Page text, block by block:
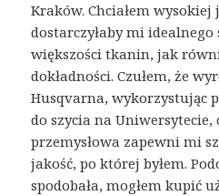
Kraków. Chciałem
dostarczyłaby mi idealnego
większości tkanin, jak
dokładności. Czułem, że
Husqvarna, wykorzystując
do szycia na Uniwersytecie,
przemysłowa zapewni mi
jakość, po której byłem.
spodobała, mogłem kupić